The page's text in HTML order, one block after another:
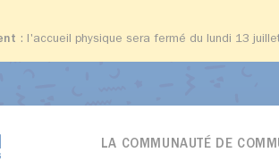
: l'accueil physique sera fermé du lundi 13
LA COMMUNAUTÉ DE